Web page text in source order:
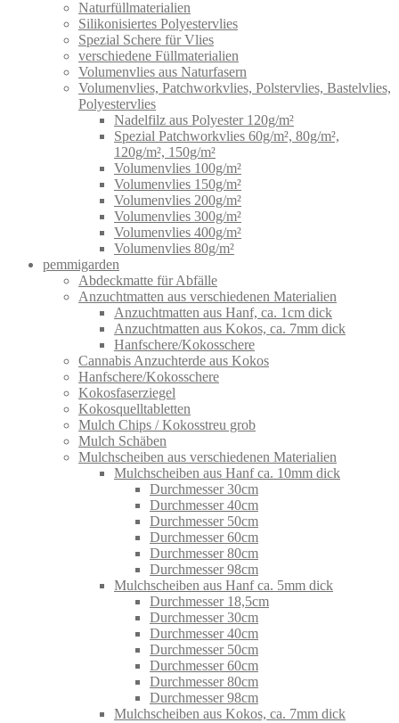
Naturfüllmaterialien
Silikonisiertes Polyestervlies
Spezial Schere für Vlies
verschiedene Füllmaterialien
Volumenvlies aus Naturfasern
Volumenvlies, Patchworkvlies, Polstervlies, Bastelvlies,
Polyestervlies
Nadelfilz aus Polyester 120g/m²
Spezial Patchworkvlies 60g/m², 80g/m²,
120g/m², 150g/m²
Volumenvlies 100g/m²
Volumenvlies 150g/m²
Volumenvlies 200g/m²
Volumenvlies 300g/m²
Volumenvlies 400g/m²
Volumenvlies 80g/m²
pemmigarden
Abdeckmatte für Abfälle
Anzuchtmatten aus verschiedenen Materialien
Anzuchtmatten aus Hanf, ca. 1cm dick
Anzuchtmatten aus Kokos, ca. 7mm dick
Hanfschere/Kokosschere
Cannabis Anzuchterde aus Kokos
Hanfschere/Kokosschere
Kokosfaserziegel
Kokosquelltabletten
Mulch Chips / Kokosstreu grob
Mulch Schäben
Mulchscheiben aus verschiedenen Materialien
Mulchscheiben aus Hanf ca. 10mm dick
Durchmesser 30cm
Durchmesser 40cm
Durchmesser 50cm
Durchmesser 60cm
Durchmesser 80cm
Durchmesser 98cm
Mulchscheiben aus Hanf ca. 5mm dick
Durchmesser 18,5cm
Durchmesser 30cm
Durchmesser 40cm
Durchmesser 50cm
Durchmesser 60cm
Durchmesser 80cm
Durchmesser 98cm
Mulchscheiben aus Kokos, ca. 7mm dick